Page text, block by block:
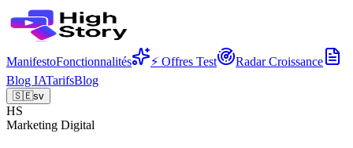
ManifestoFonctionnalités ⚡ Offres Test
Radar Croissance
Blog IATarifsBlog
🇸🇪sv
HS
Marketing Digital